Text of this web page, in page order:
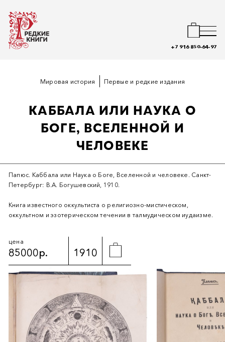
+7 916 850-64-97
Мировая история Первые и редкие издания
КАББАЛА ИЛИ НАУКА О
БОГЕ, ВСЕЛЕННОЙ И
ЧЕЛОВЕКЕ
Папюс. Каббала или Наука о Боге, Вселенной и человеке. Санкт-
Петербург: В.А. Богушевский, 1910.
Книга известного оккультиста о религиозно-мистическом,
оккультном и эзотерическом течении в талмудическом иудаизме.
цена
85000р. 1910